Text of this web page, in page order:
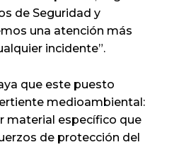
de Seguridad y
una atención más
incidente”.
que este puesto
medioambiental:
material específico que
de protección del